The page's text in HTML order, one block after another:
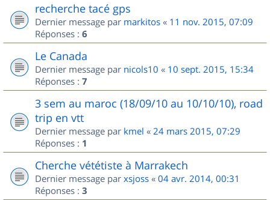
recherche tacé gps
Dernier message par markitos « 11 nov. 2015, 07:09
Réponses : 6
Le Canada
Dernier message par nicols10 « 10 sept. 2015, 15:34
Réponses : 7
3 sem au maroc (18/09/10 au 10/10/10), road
trip en vtt
Dernier message par kmel « 24 mars 2015, 07:29
Réponses : 1
Cherche vététiste à Marrakech
Dernier message par xsjoss « 04 avr. 2014, 00:31
Réponses : 3